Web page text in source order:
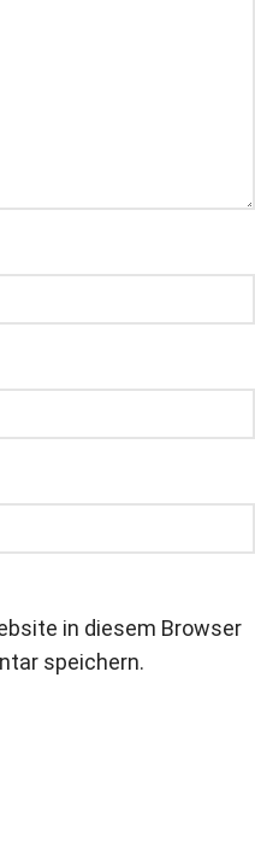
in diesem Browser
speichern.